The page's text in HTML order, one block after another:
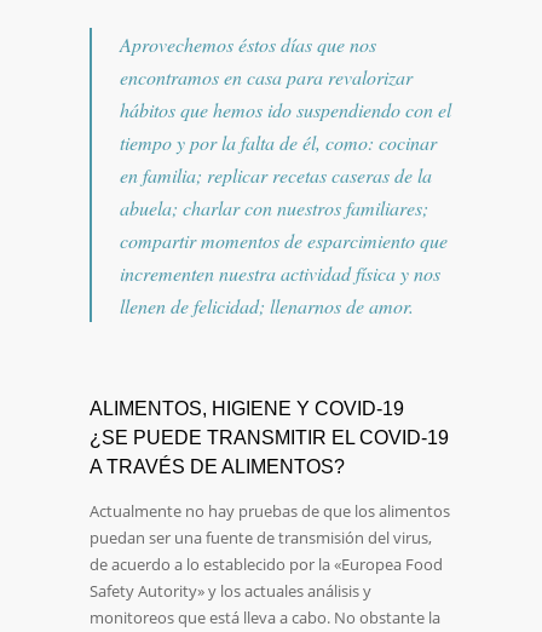
Aprovechemos éstos días que nos
encontramos en casa para revalorizar
hábitos que hemos ido suspendiendo con el
tiempo y por la falta de él, como: cocinar
en familia; replicar recetas caseras de la
abuela; charlar con nuestros familiares;
compartir momentos de esparcimiento que
incrementen nuestra actividad física y nos
llenen de felicidad; llenarnos de amor.
ALIMENTOS, HIGIENE Y COVID-19
¿SE PUEDE TRANSMITIR EL COVID-19
A TRAVÉS DE ALIMENTOS?
Actualmente no hay pruebas de que los alimentos
puedan ser una fuente de transmisión del virus,
de acuerdo a lo establecido por la «Europea Food
Safety Autority» y los actuales análisis y
monitoreos que está lleva a cabo. No obstante la